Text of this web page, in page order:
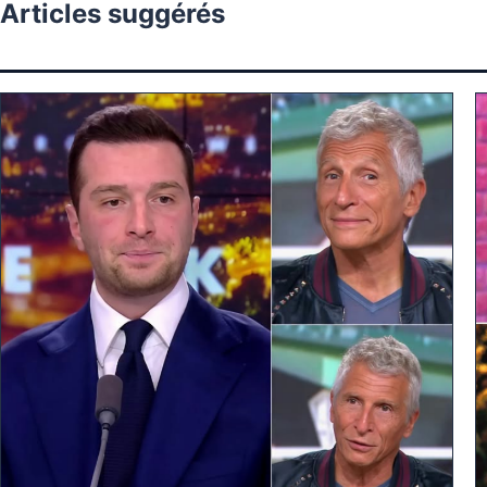
Articles suggérés